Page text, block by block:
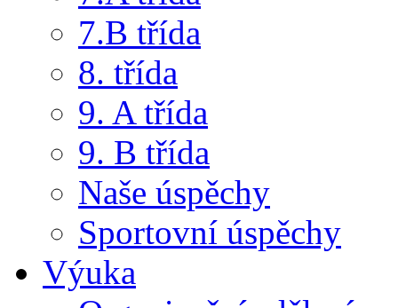
7.B třída
8. třída
9. A třída
9. B třída
Naše úspěchy
Sportovní úspěchy
Výuka